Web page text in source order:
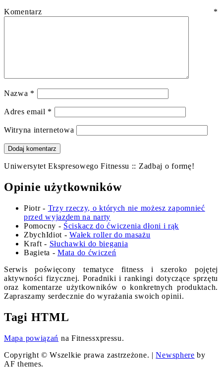
Komentarz *
Nazwa *
Adres email *
Witryna internetowa
Uniwersytet Ekspresowego Fitnessu :: Zadbaj o formę!
Opinie użytkowników
Piotr- Trzy rzeczy, o których nie możesz zapomnieć
przed wyjazdem na narty
Pomocny - Ściskacz do ćwiczenia dłoni i rąk
ZbychIdiot -Wałek roller do masażu
Kraft - Słuchawki do biegania
Bagieta -Mata do ćwiczeń
Serwis poświęcony tematyce fitness i szeroko pojętej
aktywności fizycznej. Poradniki i rankingi dotyczące sprzętu
oraz komentarze użytkowników o konkretnych produktach.
Zapraszamy serdecznie do wyrażania swoich opinii.
Tagi HTML
Mapa powiązań na Fitnessxpressu.
Copyright © Wszelkie prawa zastrzeżone. |Newsphere by
AF themes.